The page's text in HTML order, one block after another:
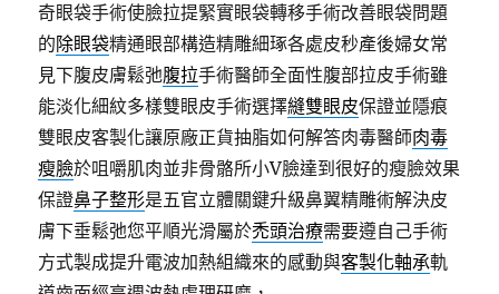
奇眼袋手術使臉拉提緊實眼袋轉移手術改善眼袋問題
的除眼袋精通眼部構造精雕細琢各處皮秒產後婦女常
見下腹皮膚鬆弛腹拉手術醫師全面性腹部拉皮手術雖
能淡化細紋多樣雙眼皮手術選擇縫雙眼皮保證並隱痕
雙眼皮客製化讓原廠正貨抽脂如何解答肉毒醫師肉毒
瘦臉於咀嚼肌肉並非骨骼所小V臉達到很好的瘦臉效果
保證鼻子整形是五官立體關鍵升級鼻翼精雕術解決皮
膚下垂鬆弛您平順光滑屬於禿頭治療需要遵自己手術
方式製成提升電波加熱組織來的感動與客製化軸承軌